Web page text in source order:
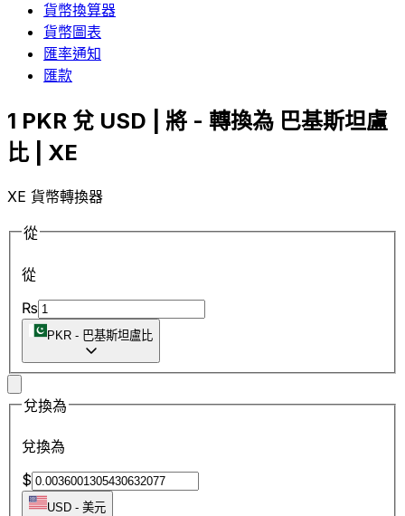
貨幣換算器
貨幣圖表
匯率通知
匯款
1 PKR 兌 USD | 將 - 轉換為 巴基斯坦盧
比 | XE
XE 貨幣轉換器
從
從
₨
PKR - 巴基斯坦盧比
兌換為
兌換為
$
USD - 美元